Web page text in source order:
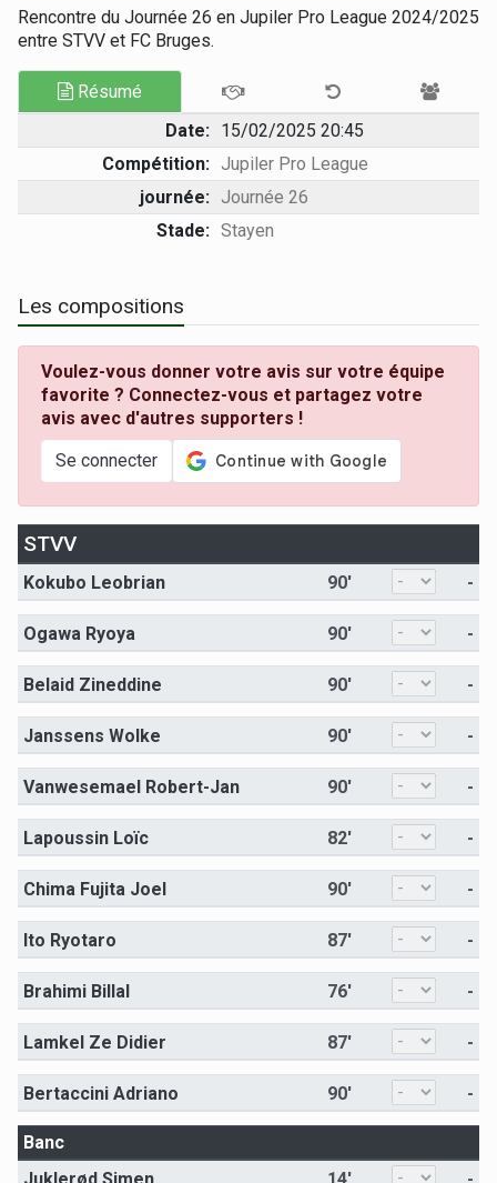
Rencontre du Journée 26 en Jupiler Pro League 2024/2025
entre STVV et FC Bruges.
Résumé
Date: 15/02/2025 20:45
Compétition: Jupiler Pro League
journée: Journée 26
Stade: Stayen
Les compositions
Voulez-vous donner votre avis sur votre équipe
favorite ? Connectez-vous et partagez votre
avis avec d'autres supporters !
Se connecter
STVV
Kokubo Leobrian 90' -
Ogawa Ryoya 90' -
Belaid Zineddine 90' -
Janssens Wolke 90' -
Vanwesemael Robert-Jan 90' -
Lapoussin Loïc 82' -
Chima Fujita Joel 90' -
Ito Ryotaro 87' -
Brahimi Billal 76' -
Lamkel Ze Didier 87' -
Bertaccini Adriano 90' -
Banc